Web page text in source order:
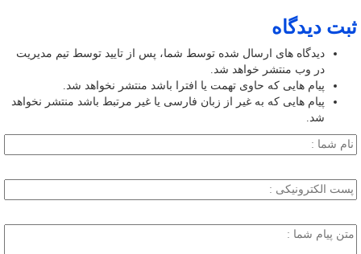
ثبت دیدگاه
دیدگاه های ارسال شده توسط شما، پس از تایید توسط تیم مدیریت
در وب منتشر خواهد شد.
پیام هایی که حاوی تهمت یا افترا باشد منتشر نخواهد شد.
پیام هایی که به غیر از زبان فارسی یا غیر مرتبط باشد منتشر نخواهد
شد.